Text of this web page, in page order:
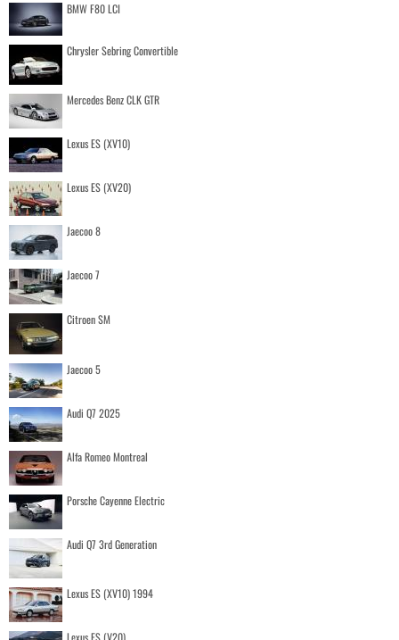
BMW F80 LCI
Chrysler Sebring Convertible
Mercedes Benz CLK GTR
Lexus ES (XV10)
Lexus ES (XV20)
Jaecoo 8
Jaecoo 7
Citroen SM
Jaecoo 5
Audi Q7 2025
Alfa Romeo Montreal
Porsche Cayenne Electric
Audi Q7 3rd Generation
Lexus ES (XV10) 1994
Lexus ES (V20)